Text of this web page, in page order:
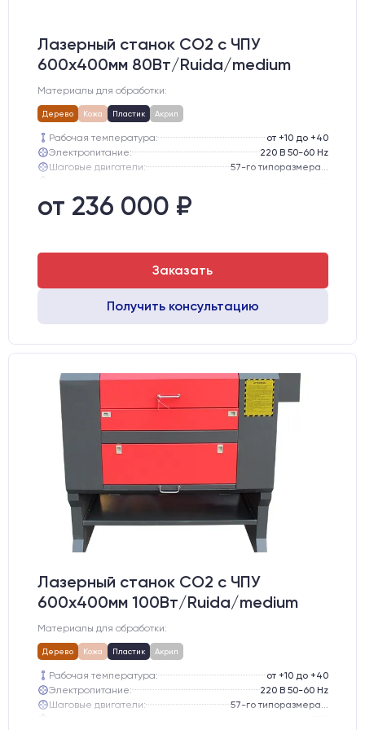
Лазерный станок CO2 c ЧПУ
600х400мм 80Вт/Ruida/medium
Материалы для обработки:
Дерево Кожа Пластик Акрил
Рабочая температура:
от +10 до +40
Электропитание:
220 В 50-60 Hz
Шаговые двигатели:
Направляющие оси Y:
Направляющие оси Х:
от 236 000 ₽
Заказать
Получить консультацию
Лазерный станок CO2 c ЧПУ
600х400мм 100Вт/Ruida/medium
Материалы для обработки:
Дерево Кожа Пластик Акрил
Рабочая температура:
от +10 до +40
Электропитание:
220 В 50-60 Hz
Шаговые двигатели: